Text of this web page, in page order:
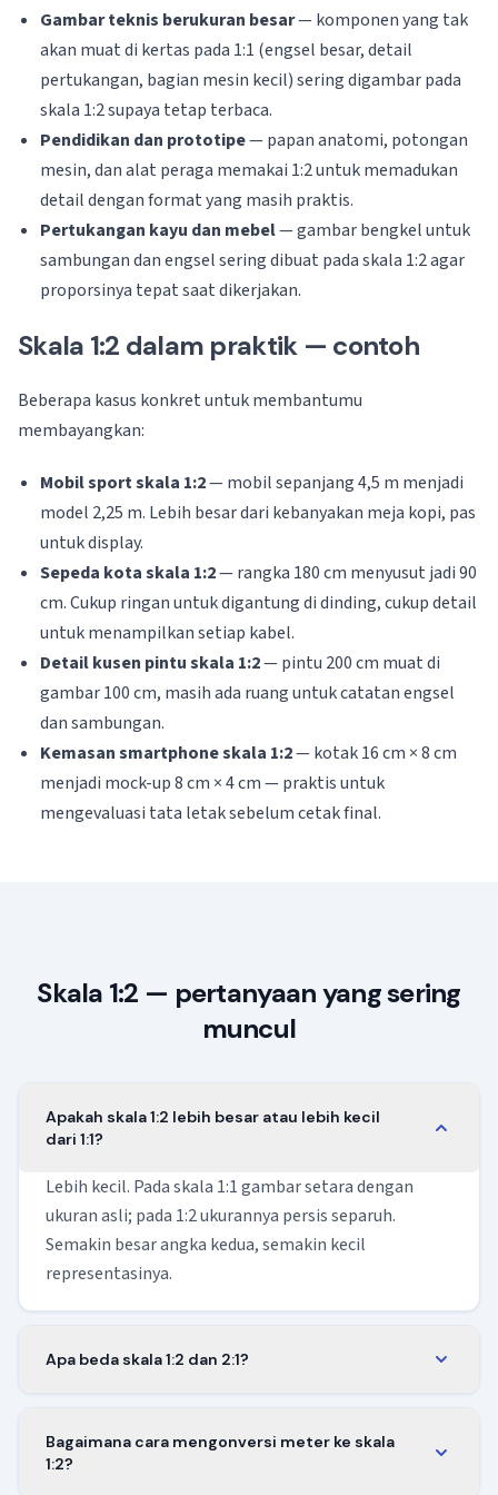
Gambar teknis berukuran besar— komponen yang tak
akan muat di kertas pada 1:1 (engsel besar, detail
pertukangan, bagian mesin kecil) sering digambar pada
skala 1:2 supaya tetap terbaca.
Pendidikan dan prototipe— papan anatomi, potongan
mesin, dan alat peraga memakai 1:2 untuk memadukan
detail dengan format yang masih praktis.
Pertukangan kayu dan mebel— gambar bengkel untuk
sambungan dan engsel sering dibuat pada skala 1:2 agar
proporsinya tepat saat dikerjakan.
Skala 1:2 dalam praktik — contoh
Beberapa kasus konkret untuk membantumu
membayangkan:
Mobil sport skala 1:2— mobil sepanjang 4,5 m menjadi
model 2,25 m. Lebih besar dari kebanyakan meja kopi, pas
untuk display.
Sepeda kota skala 1:2— rangka 180 cm menyusut jadi 90
cm. Cukup ringan untuk digantung di dinding, cukup detail
untuk menampilkan setiap kabel.
Detail kusen pintu skala 1:2— pintu 200 cm muat di
gambar 100 cm, masih ada ruang untuk catatan engsel
dan sambungan.
Kemasan smartphone skala 1:2— kotak 16 cm × 8 cm
menjadi mock-up 8 cm × 4 cm — praktis untuk
mengevaluasi tata letak sebelum cetak final.
Skala 1:2 — pertanyaan yang sering
muncul
Apakah skala 1:2 lebih besar atau lebih kecil
dari 1:1?
Lebih kecil. Pada skala 1:1 gambar setara dengan
ukuran asli; pada 1:2 ukurannya persis separuh.
Semakin besar angka kedua, semakin kecil
representasinya.
Apa beda skala 1:2 dan 2:1?
satuan di gambar setara dua satuan di dunia nyata.
Skala 2:1 memperbesar — dua satuan di gambar
Bagaimana cara mengonversi meter ke skala
1:2?